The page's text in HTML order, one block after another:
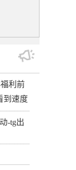
利前
到速度
-tg出